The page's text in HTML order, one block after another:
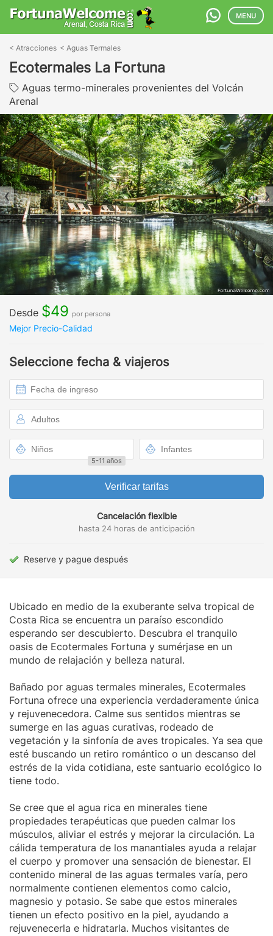
MENU
< Atracciones < Aguas Termales
Ecotermales La Fortuna
Aguas termo-minerales provenientes del Volcán
Arenal
Desde $49 por persona
Mejor Precio-Calidad
Seleccione fecha & viajeros
5-11 años
Verificar tarifas
Cancelación flexible
hasta 24 horas de anticipación
Reserve y pague después
Ubicado en medio de la exuberante selva tropical de
Costa Rica se encuentra un paraíso escondido
esperando ser descubierto. Descubra el tranquilo
oasis de Ecotermales Fortuna y sumérjase en un
mundo de relajación y belleza natural.
Bañado por aguas termales minerales, Ecotermales
Fortuna ofrece una experiencia verdaderamente única
y rejuvenecedora. Calme sus sentidos mientras se
sumerge en las aguas curativas, rodeado de
vegetación y la sinfonía de aves tropicales. Ya sea que
esté buscando un retiro romántico o un descanso del
estrés de la vida cotidiana, este santuario ecológico lo
tiene todo.
Se cree que el agua rica en minerales tiene
propiedades terapéuticas que pueden calmar los
músculos, aliviar el estrés y mejorar la circulación. La
cálida temperatura de los manantiales ayuda a relajar
el cuerpo y promover una sensación de bienestar. El
contenido mineral de las aguas termales varía, pero
normalmente contienen elementos como calcio,
magnesio y potasio. Se sabe que estos minerales
tienen un efecto positivo en la piel, ayudando a
rejuvenecerla e hidratarla. Muchos visitantes de